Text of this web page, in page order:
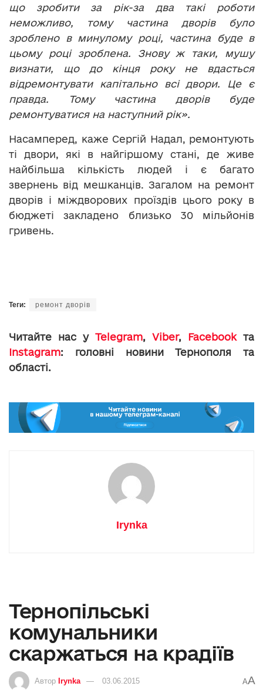
що зробити за рік-за два такі роботи
неможливо, тому частина дворів було
зроблено в минулому році, частина буде в
цьому році зроблена. Знову ж таки, мушу
визнати, що до кінця року не вдасться
відремонтувати капітально всі двори. Це є
правда. Тому частина дворів буде
ремонтуватися на наступний рік».
Насамперед, каже Сергій Надал, ремонтують
ті двори, які в найгіршому стані, де живе
найбільша кількість людей і є багато
звернень від мешканців. Загалом на ремонт
дворів і міждворових проїздів цього року в
бюджеті закладено близько 30 мільйонів
гривень.
Теги: ремонт дворів
Читайте нас у Telegram, Viber, Facebookта
Instagram: головні новини Тернополя та
області.
Irynka
Тернопільські
комунальники
скаржаться на крадіїв
Автор Irynka 03.06.2015 AA